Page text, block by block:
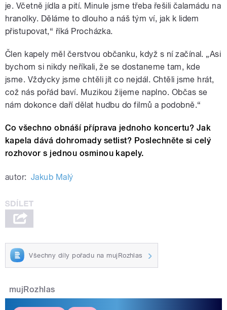
je. Včetně jídla a pití. Minule jsme třeba řešili čalamádu na
hranolky. Děláme to dlouho a náš tým ví, jak k lidem
přistupovat,“ říká Procházka.
Člen kapely měl čerstvou občanku, když s ní začínal. „Asi
bychom si nikdy neříkali, že se dostaneme tam, kde
jsme. Vždycky jsme chtěli jít co nejdál. Chtěli jsme hrát,
což nás pořád baví. Muzikou žijeme naplno. Občas se
nám dokonce daří dělat hudbu do filmů a podobně.“
Co všechno obnáší příprava jednoho koncertu? Jak
kapela dává dohromady setlist? Poslechněte si celý
rozhovor s jednou osminou kapely.
autor: Jakub Malý
Všechny díly pořadu na mujRozhlas
mujRozhlas